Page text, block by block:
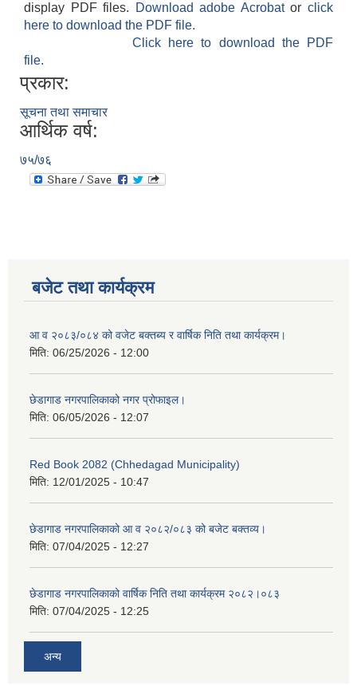
display PDF files.
Download adobe Acrobatorclick
here to download the PDF file.
Click here to download the PDF
file.
प्रकार:
सूचना तथा समाचार
आर्थिक वर्ष:
७५/७६
बजेट तथा कार्यक्रम
आ व २०८३/०८४ को वजेट बक्तब्य र वार्षिक निति तथा कार्यक्रम।
मिति: 06/25/2026 - 12:00
छेडागाड नगरपालिकाको नगर प्रोफाइल।
मिति: 06/05/2026 - 12:07
Red Book 2082 (Chhedagad Municipality)
मिति: 12/01/2025 - 10:47
छेडागाड नगरपालिकाको आ व २०८२/०८३ को बजेट बक्तव्य।
मिति: 07/04/2025 - 12:27
छेडागाड नगरपालिकाको वार्षिक निति तथा कार्यक्रम २०८२।०८३
मिति: 07/04/2025 - 12:25
अन्य